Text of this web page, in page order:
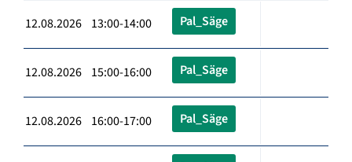
12.08.2026 13:00-14:00 Pal_Säge
12.08.2026 15:00-16:00 Pal_Säge
12.08.2026 16:00-17:00 Pal_Säge